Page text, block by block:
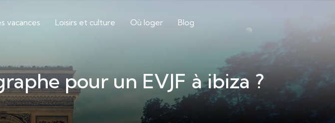
vacances Loisirs et culture Où loger Blog
pour un EVJF à ibiza ?